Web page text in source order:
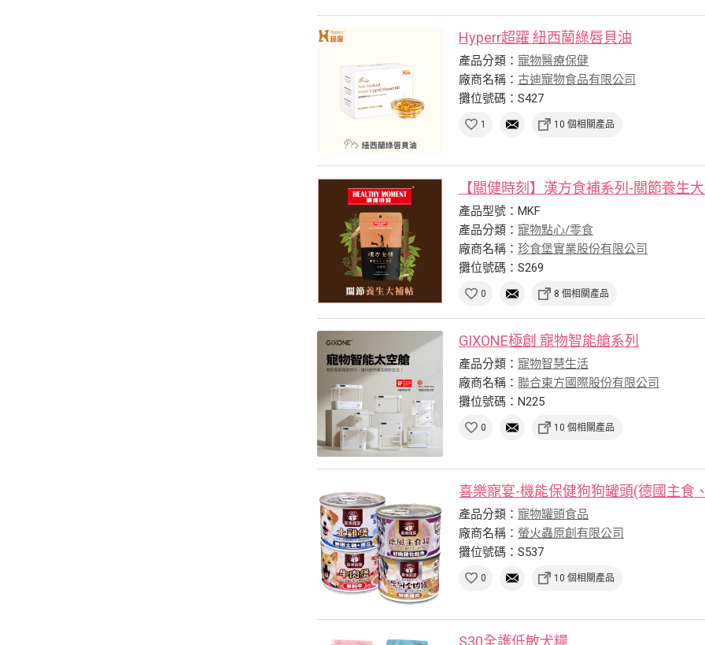
Hyperr超躍 紐西蘭綠唇貝油
產品分類：寵物醫療保健
廠商名稱：古迪寵物食品有限公司
攤位號碼：S427
1 10 個相關產品
【關健時刻】漢方食補系列-關節養生
產品型號：MKF
產品分類：寵物點心/零食
廠商名稱：珍食堡實業股份有限公司
攤位號碼：S269
0 8 個相關產品
GIXONE極創 寵物智能艙系列
產品分類：寵物智慧生活
廠商名稱：聯合東方國際股份有限公司
攤位號碼：N225
0 10 個相關產品
喜樂寵宴-機能保健狗狗罐頭(德國主食
產品分類：寵物罐頭食品
廠商名稱： 螢火蟲原創有限公司
攤位號碼：S537
0 10 個相關產品
S30全護低敏犬糧